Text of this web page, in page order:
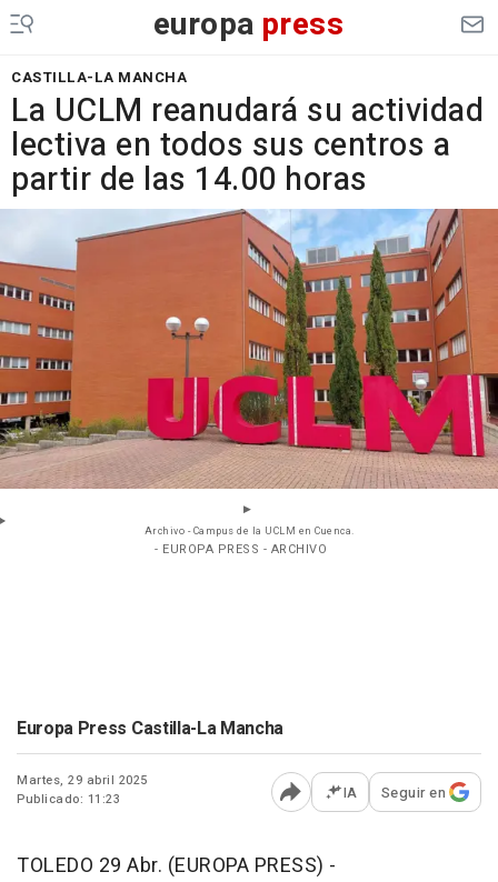
europa press
CASTILLA-LA MANCHA
La UCLM reanudará su actividad
lectiva en todos sus centros a
partir de las 14.00 horas
Archivo - Campus de la UCLM en Cuenca.
- EUROPA PRESS - ARCHIVO
Europa Press Castilla-La Mancha
Martes, 29 abril 2025
Publicado: 11:23
Abrir opciones para
IA Seguir en
TOLEDO 29 Abr. (EUROPA PRESS) -